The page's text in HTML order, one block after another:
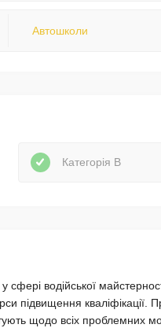
Автошколи
Категорія В
водійської
підвищення кваліфікації.
щодо всіх проблемних